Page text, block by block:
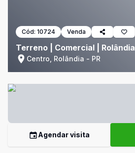
Cód: 10724 Venda
Terreno | Comercial | Rolândia
Centro, Rolândia - PR
Agendar visita